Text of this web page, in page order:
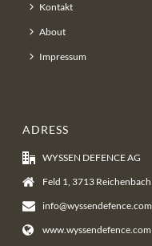
Kontakt
About
Impressum
ADRESS
WYSSEN DEFENCE AG
Feld 1, 3713 Reichenbach
info@wyssendefence.com
www.wyssendefence.com